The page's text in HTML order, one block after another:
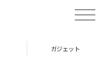
toggle
ガジェット